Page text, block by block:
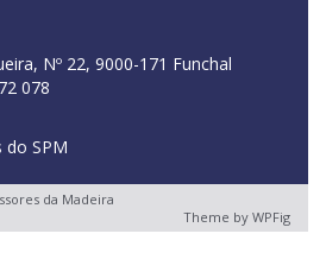
Nº 22, 9000-171 Funchal
078
SPM
da Madeira
Theme by WPFig